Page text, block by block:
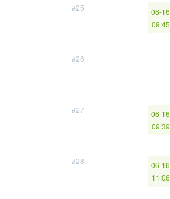
#25
06-16
09:45
#26
#27
06-16
09:39
#28
06-16
11:06